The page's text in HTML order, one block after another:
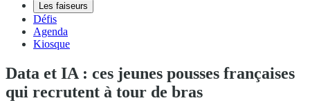
Les faiseurs
Défis
Agenda
Kiosque
Data et IA : ces jeunes pousses françaises
qui recrutent à tour de bras